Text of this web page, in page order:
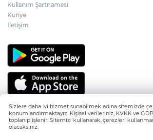
ÇANKIRILI ECZACI SABRİ
Kullanım Şartnamesi
Künye
İletişim
Sizlere daha iyi hizmet sunabilmek adına sitemizde
konumlandırmaktayız. Kişisel verileriniz, KVKK ve
toplanıp işlenir. Sitemizi kullanarak, çerezleri
olacaksınız.